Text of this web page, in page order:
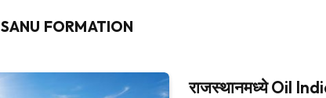
SANU FORMATION
राजस्थानमध्ये Oil